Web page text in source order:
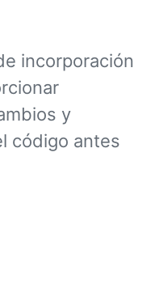
incorporación
y
código antes